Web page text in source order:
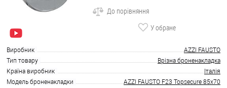
До порівняння
У обране
Виробник
AZZI FAUSTO
Тип товару
Врізна броненакладка
Країна виробник
Італія
Модель броненакладки
AZZI FAUSTO F23 Topsecure 85x70